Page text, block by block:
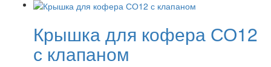
Крышка для кофера СО12
с клапаном